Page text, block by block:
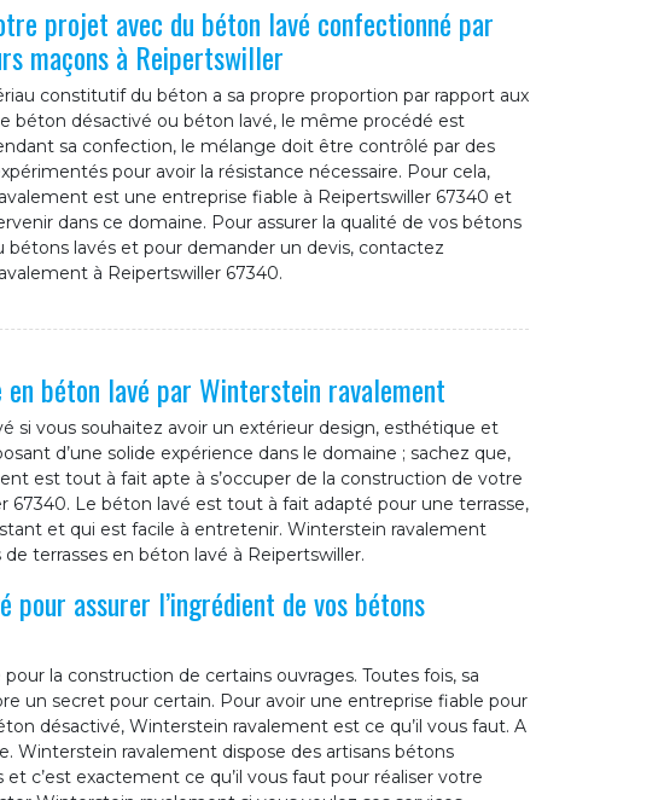
projet avec du béton lavé confectionné par
maçons à Reipertswiller
constitutif du béton a sa propre proportion par rapport aux
béton désactivé ou béton lavé, le même procédé est
sa confection, le mélange doit être contrôlé par des
pour avoir la résistance nécessaire. Pour cela,
est une entreprise fiable à Reipertswiller 67340 et
dans ce domaine. Pour assurer la qualité de vos bétons
bétons lavés et pour demander un devis, contactez
à Reipertswiller 67340.
béton lavé par Winterstein ravalement
si vous souhaitez avoir un extérieur design, esthétique et
d’une solide expérience dans le domaine ; sachez que,
est tout à fait apte à s’occuper de la construction de votre
67340. Le béton lavé est tout à fait adapté pour une terrasse,
et qui est facile à entretenir. Winterstein ravalement
terrasses en béton lavé à Reipertswiller.
pour assurer l’ingrédient de vos bétons
la construction de certains ouvrages. Toutes fois, sa
un secret pour certain. Pour avoir une entreprise fiable pour
désactivé, Winterstein ravalement est ce qu’il vous faut. A
Winterstein ravalement dispose des artisans bétons
c’est exactement ce qu’il vous faut pour réaliser votre